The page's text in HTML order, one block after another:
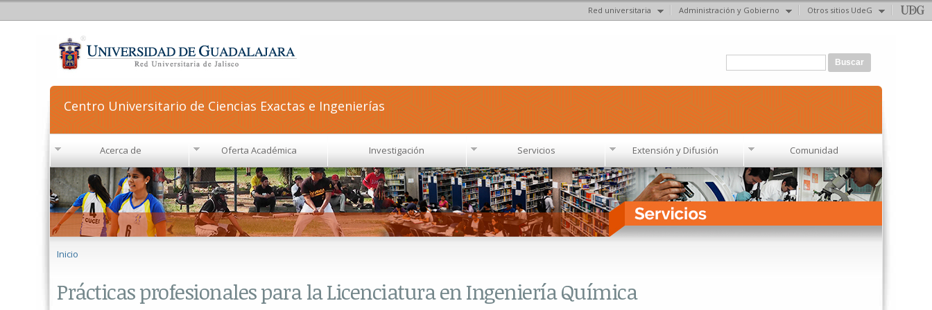
Red universitaria Administración y Gobierno Otros sitios UdeG
Formulario de búsqueda
Centro Universitario de Ciencias Exactas e Ingenierías
Acerca de Oferta Académica Investigación Servicios Extensión y Difusión Comunidad
Inicio
Prácticas profesionales para la Licenciatura en Ingeniería Química